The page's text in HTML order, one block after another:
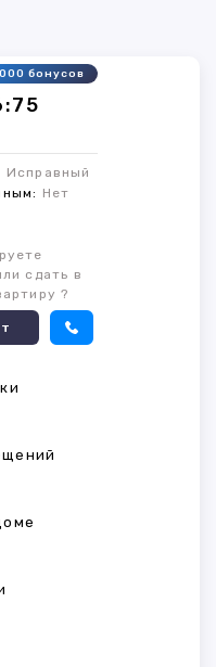
бонусов
Исправный
Нет
сдать в
?